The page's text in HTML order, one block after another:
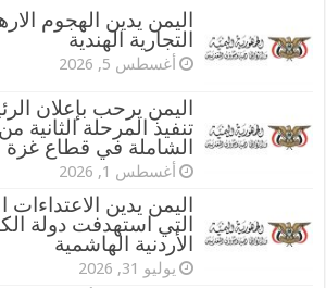
اليمن يدين الهجوم
التجارية الهندية
أغسطس 5, 2026
اليمن يرحب بإعلان
تنفيذ المرحلة الثانية
الشاملة في قطاع غزة
أغسطس 1, 2026
اليمن يدين الاعتداءات
التي استهدفت دولة
الأردنية الهاشمية
يوليو 31, 2026